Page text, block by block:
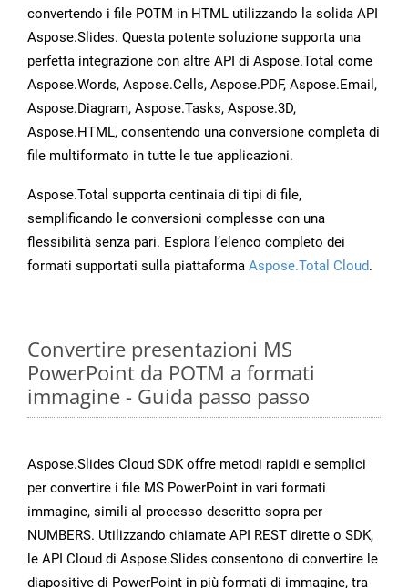
convertendo i file POTM in HTML utilizzando la solida API
Aspose.Slides. Questa potente soluzione supporta una
perfetta integrazione con altre API di Aspose.Total come
Aspose.Words, Aspose.Cells, Aspose.PDF, Aspose.Email,
Aspose.Diagram, Aspose.Tasks, Aspose.3D,
Aspose.HTML, consentendo una conversione completa di
file multiformato in tutte le tue applicazioni.
Aspose.Total supporta centinaia di tipi di file,
semplificando le conversioni complesse con una
flessibilità senza pari. Esplora l’elenco completo dei
formati supportati sulla piattaforma Aspose.Total Cloud.
Convertire presentazioni MS
PowerPoint da POTM a formati
immagine - Guida passo passo
Aspose.Slides Cloud SDK offre metodi rapidi e semplici
per convertire i file MS PowerPoint in vari formati
immagine, simili al processo descritto sopra per
NUMBERS. Utilizzando chiamate API REST dirette o SDK,
le API Cloud di Aspose.Slides consentono di convertire le
diapositive di PowerPoint in più formati di immagine, tra